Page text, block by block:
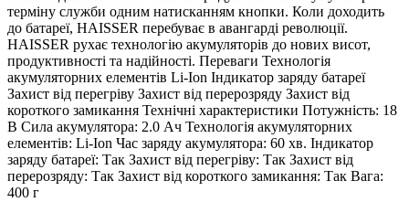
терміну служби одним натисканням кнопки. Коли доходить
до батареї, HAISSER перебуває в авангарді революції.
HAISSER рухає технологію акумуляторів до нових висот,
продуктивності та надійності. Переваги Технологія
акумуляторних елементів Li-Ion Індикатор заряду батареї
Захист від перегріву Захист від перерозряду Захист від
короткого замикання Технічні характеристики Потужність: 18
В Сила акумулятора: 2.0 Ач Технологія акумуляторних
елементів: Li-Ion Час заряду акумулятора: 60 хв. Індикатор
заряду батареї: Так Захист від перегріву: Так Захист від
перерозряду: Так Захист від короткого замикання: Так Вага:
400 г